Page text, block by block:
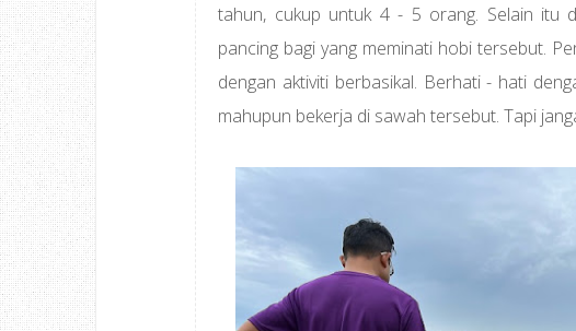
tahun, cukup untuk 4 - 5 orang. Selain itu
pancing bagi yang meminati hobi tersebut.
dengan aktiviti berbasikal. Berhati - hati
mahupun bekerja di sawah tersebut. Tapi